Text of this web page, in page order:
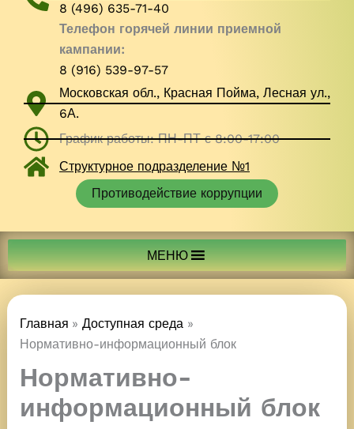
8 (496) 635-71-40
Телефон горячей линии приемной
кампании:
8 (916) 539-97-57
Московская обл., Красная Пойма, Лесная ул.,
6А.
График работы: ПН-ПТ с 8:00-17:00
Структурное подразделение №1
Противодействие коррупции
МЕНЮ
Главная
Доступная среда
Нормативно-информационный блок
Нормативно-
информационный блок